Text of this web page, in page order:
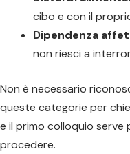
cibo e con il
Dipendenza
non riesci a
Non è necessario
queste categorie per
e il primo colloquio serve
procedere.